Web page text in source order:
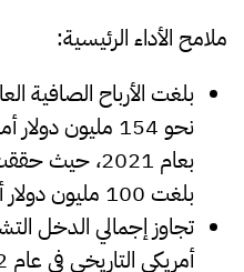
ملامح الأداء الرئيسية:
بلغت الأرباح الصافية
بعام 2021،
بلغت 100 مليون دولار أمريكي.
تجاوز إجمالي الدخل